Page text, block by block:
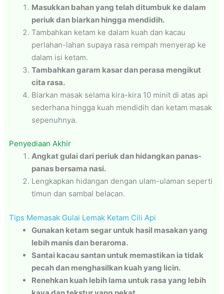
Masukkan bahan yang telah ditumbuk ke dalam
periuk dan biarkan hingga mendidih.
Tambahkan ketam ke dalam kuah dan kacau
perlahan-lahan supaya rasa rempah menyerap ke
dalam isi ketam.
Tambahkan garam kasar dan perasa mengikut
cita rasa.
Biarkan masak selama kira-kira 10 minit di atas api
sederhana hingga kuah mendidih dan ketam masak
sepenuhnya.
Penyediaan Akhir
Angkat gulai dari periuk dan hidangkan panas-
panas bersama nasi.
Lengkapkan hidangan dengan ulam-ulaman seperti
timun dan sambal belacan.
Tips Memasak Gulai Lemak Ketam Cili Api
Gunakan ketam segar untuk hasil masakan yang
lebih manis dan beraroma.
Santai kacau santan untuk memastikan ia tidak
pecah dan menghasilkan kuah yang licin.
Renehkan kuah lebih lama untuk rasa yang lebih